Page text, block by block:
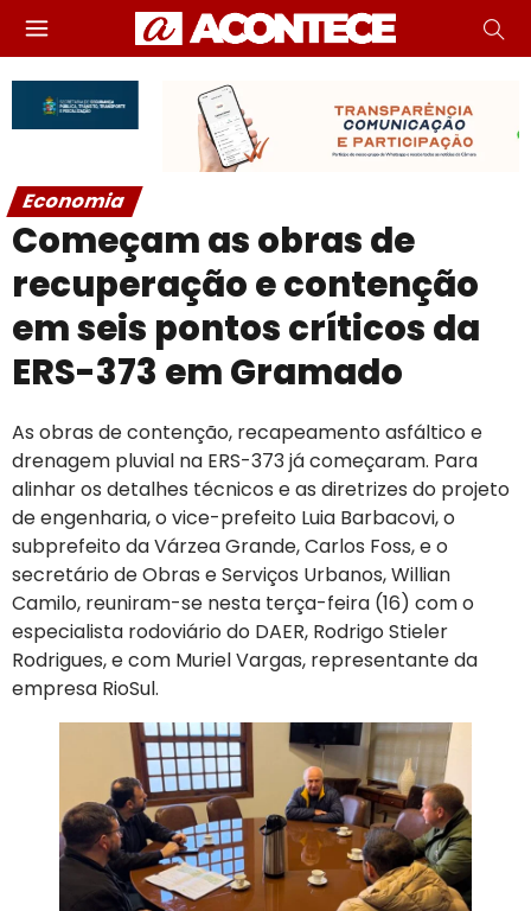
Economia
Começam as obras de
recuperação e contenção
em seis pontos críticos da
ERS-373 em Gramado
As obras de contenção, recapeamento asfáltico e
drenagem pluvial na ERS-373 já começaram. Para
alinhar os detalhes técnicos e as diretrizes do projeto
de engenharia, o vice-prefeito Luia Barbacovi, o
subprefeito da Várzea Grande, Carlos Foss, e o
secretário de Obras e Serviços Urbanos, Willian
Camilo, reuniram-se nesta terça-feira (16) com o
especialista rodoviário do DAER, Rodrigo Stieler
Rodrigues, e com Muriel Vargas, representante da
empresa RioSul.